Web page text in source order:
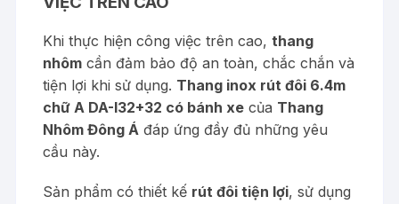
Khi thực hiện công việc trên cao,thang
nhôm cần đảm bảo độ an toàn, chắc chắn và
tiện lợi khi sử dụng. Thang inox rút đôi 6.4m
chữ A DA-I32+32 có bánh xe của Thang
Nhôm Đông Á đáp ứng đầy đủ những yêu
cầu này.
Sản phẩm có thiết kế rút đôi tiện lợi, sử dụng